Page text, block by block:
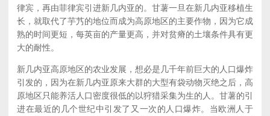
律宾，再由菲律宾引进新几内亚的。甘薯一旦在新几内亚移植生
长，就取代了芋艿的地位而成为高原地区的主要作物，因为它成
熟的时间更短，每英亩的产量更高，并对贫瘠的土壤条件具有更
大的耐性。
新几内亚高原地区的农业发展，想必是几千年前巨大的人口爆炸
引发的，因为在新几内亚原来大群的大型有袋动物灭绝之后，高
原地区只能养活人口密度很低的以狩猎采集为生的人。甘薯的引
进在最近的几个世纪中引发了又一次的人口爆炸。当欧洲人于